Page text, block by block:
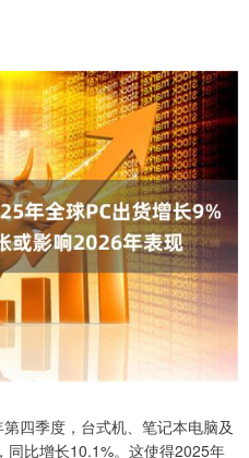
季度，台式机、笔记本电脑及
同比增长10.1%。这使得2025年